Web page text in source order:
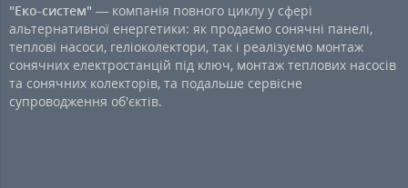
"Еко-систем" — компанія повного циклу у сфері
альтернативної енергетики: як продаємо сонячні панелі,
теплові насоси, геліоколектори, так і реалізуємо монтаж
сонячних електростанцій під ключ, монтаж теплових насосів
та сонячних колекторів, та подальше сервісне
супроводження об'єктів.